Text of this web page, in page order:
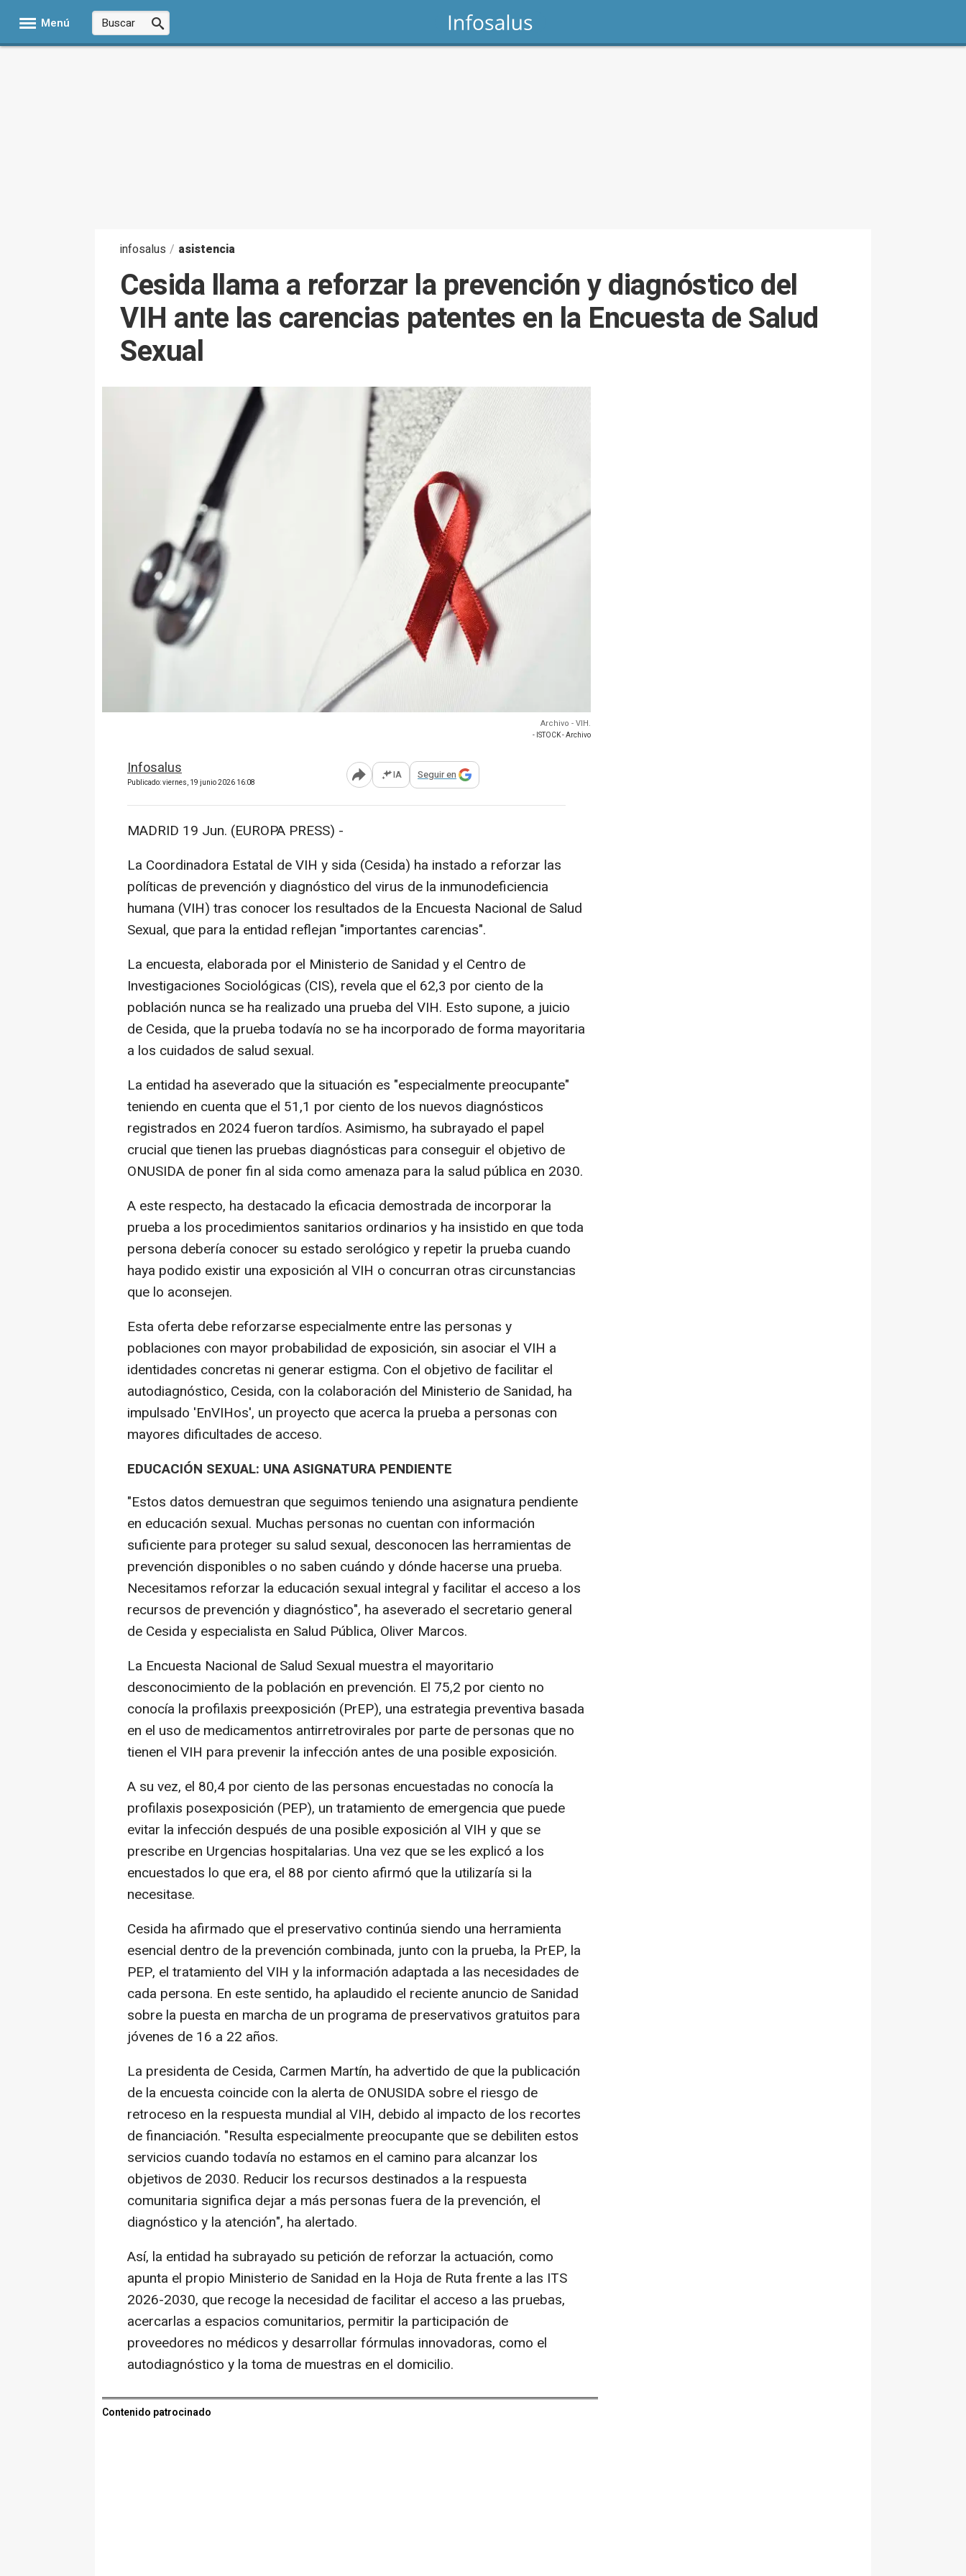
Menú
infosalus / asistencia
Cesida llama a reforzar la prevención y diagnóstico del
VIH ante las carencias patentes en la Encuesta de Salud
Sexual
Archivo - VIH.
- ISTOCK - Archivo
Infosalus
Publicado: viernes, 19 junio 2026 16:08 Abrir opciones para compartir
IA Seguir en
MADRID 19 Jun. (EUROPA PRESS) -
La Coordinadora Estatal de VIH y sida (Cesida) ha instado a reforzar las
políticas de prevención y diagnóstico del virus de la inmunodeficiencia
humana (VIH) tras conocer los resultados de la Encuesta Nacional de Salud
Sexual, que para la entidad reflejan "importantes carencias".
La encuesta, elaborada por el Ministerio de Sanidad y el Centro de
Investigaciones Sociológicas (CIS), revela que el 62,3 por ciento de la
población nunca se ha realizado una prueba del VIH. Esto supone, a juicio
de Cesida, que la prueba todavía no se ha incorporado de forma mayoritaria
a los cuidados de salud sexual.
La entidad ha aseverado que la situación es "especialmente preocupante"
teniendo en cuenta que el 51,1 por ciento de los nuevos diagnósticos
registrados en 2024 fueron tardíos. Asimismo, ha subrayado el papel
crucial que tienen las pruebas diagnósticas para conseguir el objetivo de
ONUSIDA de poner fin al sida como amenaza para la salud pública en 2030.
A este respecto, ha destacado la eficacia demostrada de incorporar la
prueba a los procedimientos sanitarios ordinarios y ha insistido en que toda
persona debería conocer su estado serológico y repetir la prueba cuando
haya podido existir una exposición al VIH o concurran otras circunstancias
que lo aconsejen.
Esta oferta debe reforzarse especialmente entre las personas y
poblaciones con mayor probabilidad de exposición, sin asociar el VIH a
identidades concretas ni generar estigma. Con el objetivo de facilitar el
autodiagnóstico, Cesida, con la colaboración del Ministerio de Sanidad, ha
impulsado 'EnVIHos', un proyecto que acerca la prueba a personas con
mayores dificultades de acceso.
EDUCACIÓN SEXUAL: UNA ASIGNATURA PENDIENTE
"Estos datos demuestran que seguimos teniendo una asignatura pendiente
en educación sexual. Muchas personas no cuentan con información
suficiente para proteger su salud sexual, desconocen las herramientas de
prevención disponibles o no saben cuándo y dónde hacerse una prueba.
Necesitamos reforzar la educación sexual integral y facilitar el acceso a los
recursos de prevención y diagnóstico", ha aseverado el secretario general
de Cesida y especialista en Salud Pública, Oliver Marcos.
La Encuesta Nacional de Salud Sexual muestra el mayoritario
desconocimiento de la población en prevención. El 75,2 por ciento no
conocía la profilaxis preexposición (PrEP), una estrategia preventiva basada
en el uso de medicamentos antirretrovirales por parte de personas que no
tienen el VIH para prevenir la infección antes de una posible exposición.
A su vez, el 80,4 por ciento de las personas encuestadas no conocía la
profilaxis posexposición (PEP), un tratamiento de emergencia que puede
evitar la infección después de una posible exposición al VIH y que se
prescribe en Urgencias hospitalarias. Una vez que se les explicó a los
encuestados lo que era, el 88 por ciento afirmó que la utilizaría si la
necesitase.
Cesida ha afirmado que el preservativo continúa siendo una herramienta
esencial dentro de la prevención combinada, junto con la prueba, la PrEP, la
PEP, el tratamiento del VIH y la información adaptada a las necesidades de
cada persona. En este sentido, ha aplaudido el reciente anuncio de Sanidad
sobre la puesta en marcha de un programa de preservativos gratuitos para
jóvenes de 16 a 22 años.
La presidenta de Cesida, Carmen Martín, ha advertido de que la publicación
de la encuesta coincide con la alerta de ONUSIDA sobre el riesgo de
retroceso en la respuesta mundial al VIH, debido al impacto de los recortes
de financiación. "Resulta especialmente preocupante que se debiliten estos
servicios cuando todavía no estamos en el camino para alcanzar los
objetivos de 2030. Reducir los recursos destinados a la respuesta
comunitaria significa dejar a más personas fuera de la prevención, el
diagnóstico y la atención", ha alertado.
Así, la entidad ha subrayado su petición de reforzar la actuación, como
apunta el propio Ministerio de Sanidad en la Hoja de Ruta frente a las ITS
2026-2030, que recoge la necesidad de facilitar el acceso a las pruebas,
acercarlas a espacios comunitarios, permitir la participación de
proveedores no médicos y desarrollar fórmulas innovadoras, como el
autodiagnóstico y la toma de muestras en el domicilio.
Contenido patrocinado